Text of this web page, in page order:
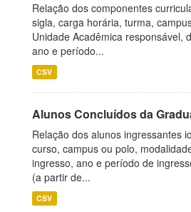
Relação dos componentes
sigla, carga horária, turma,
Unidade Acadêmica responsável,
ano e período...
CSV
Alunos Concluídos da
Relação dos alunos ingressantes
curso, campus ou polo,
ingresso, ano e período de
(a partir de...
CSV